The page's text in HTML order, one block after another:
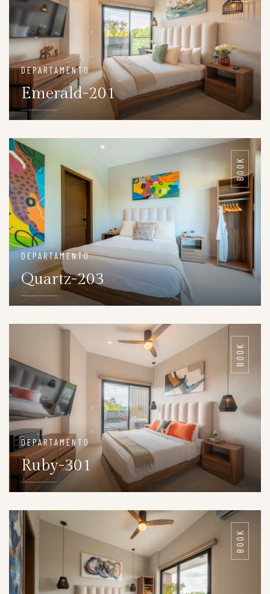
DEPARTAMENTO
Emerald-201
DETAILS
BOOK
DEPARTAMENTO
Quartz-203
DETAILS
BOOK
DEPARTAMENTO
Ruby-301
DETAILS
BOOK